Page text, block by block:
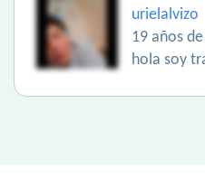
urielalvizo
19 años
hola soy